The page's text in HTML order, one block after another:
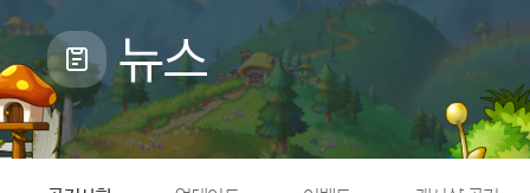
캐시샵 공지
메이플 알림판
with maple
NEXON NOW
뉴스